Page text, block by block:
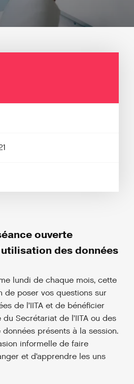
ouverte
des données
lundi de chaque mois, cette
de poser vos questions sur
de l’IITA et de bénéficier
Secrétariat de l’IITA ou des
présents à la session.
informelle de faire
et d’apprendre les uns